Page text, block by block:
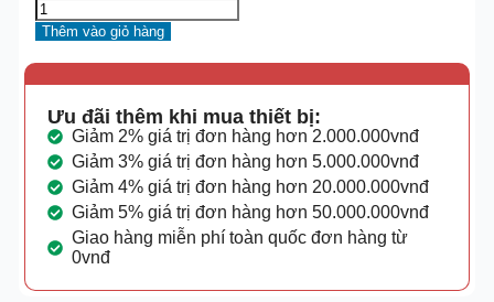
Thêm vào giỏ hàng
Ưu đãi thêm khi mua thiết bị:
Giảm 2% giá trị đơn hàng hơn 2.000.000vnđ
Giảm 3% giá trị đơn hàng hơn 5.000.000vnđ
Giảm 4% giá trị đơn hàng hơn 20.000.000vnđ
Giảm 5% giá trị đơn hàng hơn 50.000.000vnđ
Giao hàng miễn phí toàn quốc đơn hàng từ
0vnđ